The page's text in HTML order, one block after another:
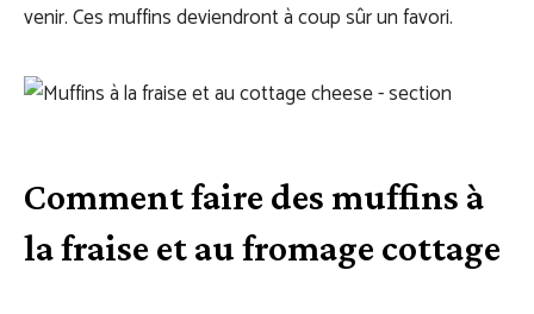
venir. Ces muffins deviendront à coup sûr un favori.
Comment faire des muffins à
la fraise et au fromage cottage